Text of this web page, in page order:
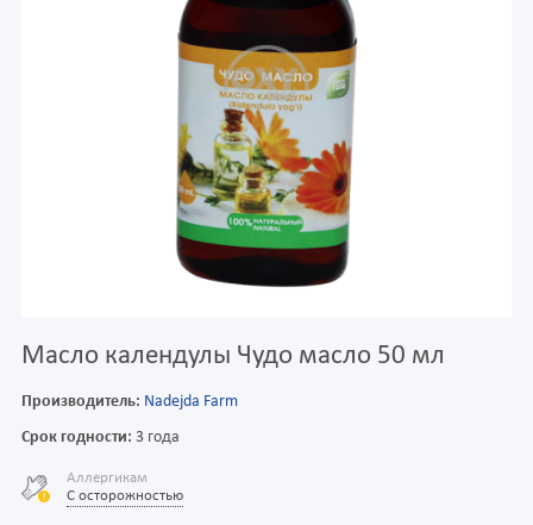
Масло календулы Чудо масло 50 мл
Производитель: Nadejda Farm
Срок годности: 3 года
Аллергикам
С осторожностью